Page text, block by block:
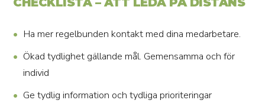
Ha mer regelbunden kontakt med dina medarbetare.
Ökad tydlighet gällande mål. Gemensamma och för
individ
Ge tydlig information och tydliga prioriteringar